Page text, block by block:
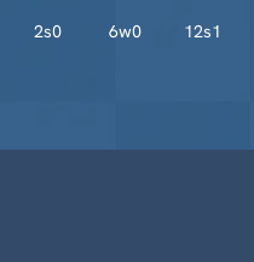
2s0 6w0 12s1